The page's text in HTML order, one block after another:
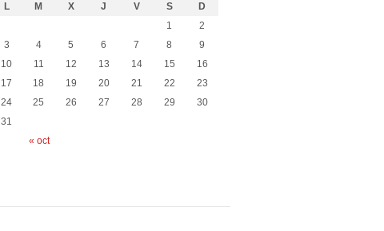
L M X J V S D
« oct
1
2
3
4 5 6 7 8
9
10
11 12 13 14 15
16
17
18 19 20 21 22
23
24
25 26 27 28 29
30
31